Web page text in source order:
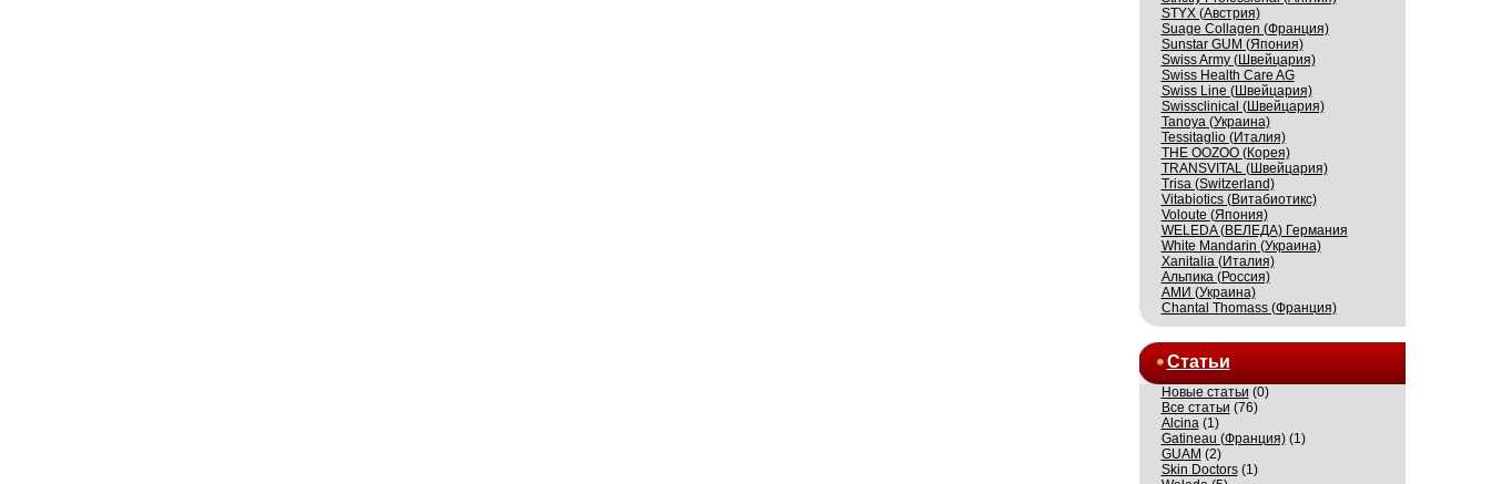
STYX (Австрия)
Suage Collagen (Франция)
Sunstar GUM (Япония)
Swiss Army (Швейцария)
Swiss Health Care AG
Swiss Line (Швейцария)
Swissсlinical (Швейцария)
Tanoya (Украина)
Tessitaglio (Италия)
THE OOZOO (Корея)
TRANSVITAL (Швейцария)
Trisa (Switzerland)
Vitabiotics (Витабиотикс)
Voloute (Япония)
WELEDA (ВЕЛЕДА) Германия
White Mandarin (Украина)
Xanitalia (Италия)
Альпика (Россия)
АМИ (Украина)
Сhantal Thomass (Франция)
Статьи
Новые статьи (0)
Все статьи (76)
Alcina(1)
Gatineau (Франция)(1)
GUAM (2)
Skin Doctors(1)